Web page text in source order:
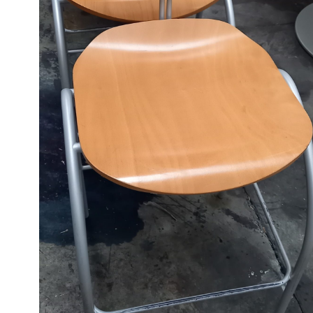
Nos clients ont du talent Nos équipes en action
Nos ventes exceptionnelles du samedi ! Nous
Petit et Gros Électroménager Politique de
Validation de la commande Vêtements,